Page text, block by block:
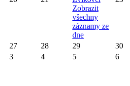
Zobrazit
všechny
záznamy ze
dne
27 28 29
30
3 4 5 6